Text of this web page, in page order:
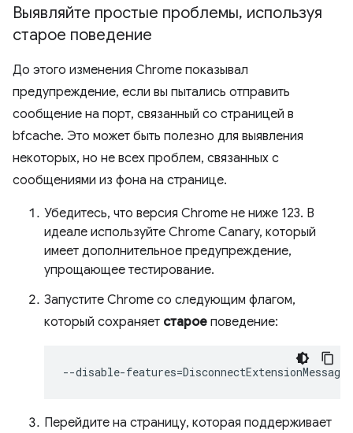
Выявляйте простые проблемы, используя
старое поведение
До этого изменения Chrome показывал
предупреждение, если вы пытались отправить
сообщение на порт, связанный со страницей в
bfcache. Это может быть полезно для выявления
некоторых, но не всех проблем, связанных с
сообщениями из фона на странице.
Убедитесь, что версия Chrome не ниже 123. В
идеале используйте Chrome Canary, который
имеет дополнительное предупреждение,
упрощающее тестирование.
Запустите Chrome со следующим флагом,
который сохраняет старое поведение:
--disable-features=
Перейдите на страницу, которая поддерживает